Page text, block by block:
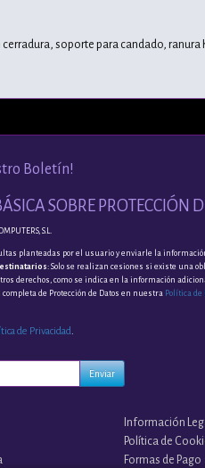
soporte para candado,
Boletín!
SOBRE PROTECCIÓN
S.L.
planteadas por el usuario y enviarle la
: Solo se realizan cesiones si existe una
derechos, como se indica en la información
de Protección de Datos en nuestra Política de
de Privacidad.
Enviar
Información
Política de
Formas de Pago